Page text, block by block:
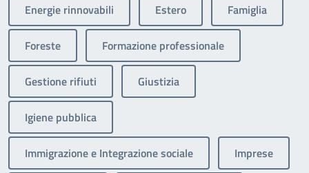
Energie rinnovabili Estero Famiglia
Foreste Formazione professionale
Gestione rifiuti Giustizia
Igiene pubblica
Immigrazione e Integrazione sociale Imprese